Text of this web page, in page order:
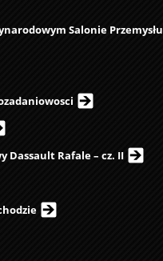
Salonie Przemysłu
Dassault Rafale – cz. II